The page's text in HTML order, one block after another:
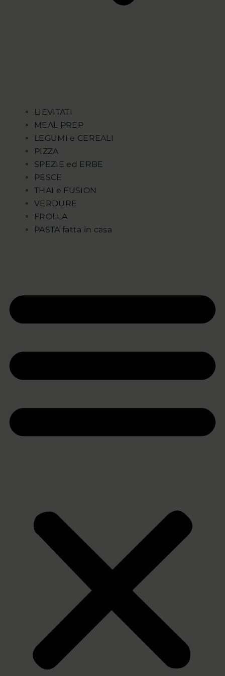
LIEVITATI
MEAL PREP
LEGUMI e CEREALI
PIZZA
SPEZIE ed ERBE
PESCE
THAI e FUSION
VERDURE
FROLLA
PASTA fatta in casa